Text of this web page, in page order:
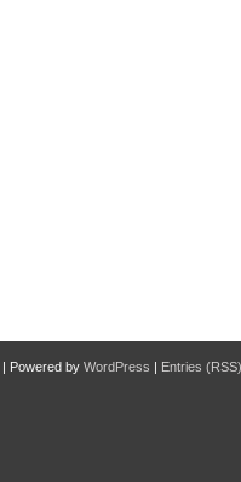
| Powered by WordPress | Entries (RSS)